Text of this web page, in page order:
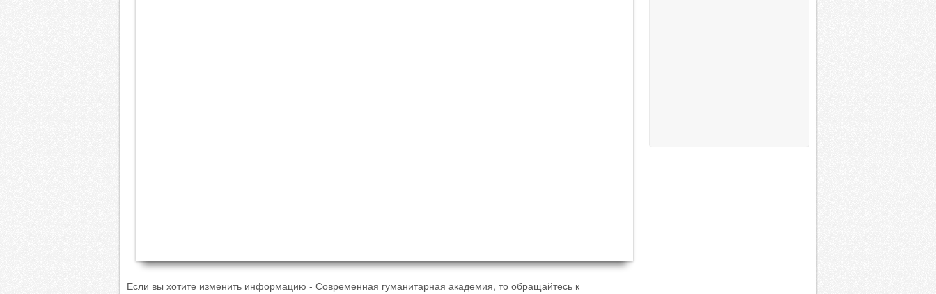
Если вы хотите изменить информацию - Современная гуманитарная академия, то обращайтесь к